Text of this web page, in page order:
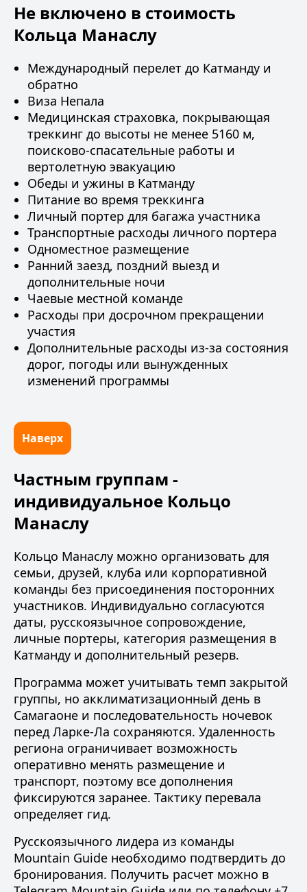
Не включено в стоимость
Кольца Манаслу
Международный перелет до Катманду и
обратно
Виза Непала
Медицинская страховка, покрывающая
треккинг до высоты не менее 5160 м,
поисково-спасательные работы и
вертолетную эвакуацию
Обеды и ужины в Катманду
Питание во время треккинга
Личный портер для багажа участника
Транспортные расходы личного портера
Одноместное размещение
Ранний заезд, поздний выезд и
дополнительные ночи
Чаевые местной команде
Расходы при досрочном прекращении
участия
Дополнительные расходы из-за состояния
дорог, погоды или вынужденных
изменений программы
Наверх
Частным группам -
индивидуальное Кольцо
Манаслу
Кольцо Манаслу можно организовать для
семьи, друзей, клуба или корпоративной
команды без присоединения посторонних
участников. Индивидуально согласуются
даты, русскоязычное сопровождение,
личные портеры, категория размещения в
Катманду и дополнительный резерв.
Программа может учитывать темп закрытой
группы, но акклиматизационный день в
Самагаоне и последовательность ночевок
перед Ларке-Ла сохраняются. Удаленность
региона ограничивает возможность
оперативно менять размещение и
транспорт, поэтому все дополнения
фиксируются заранее. Тактику перевала
определяет гид.
Русскоязычного лидера из команды
Mountain Guide необходимо подтвердить до
бронирования. Получить расчет можно в